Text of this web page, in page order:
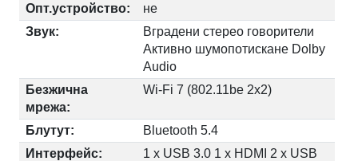
Опт.устройство:
не
Звук:
Вградени стерео говорители
Активно шумопотискане Dolby
Audio
Безжична
мрежа:
Wi-Fi 7 (802.11be 2x2)
Блутут:
Bluetooth 5.4
Интерфейс:
1 x USB 3.0 1 x HDMI 2 x USB